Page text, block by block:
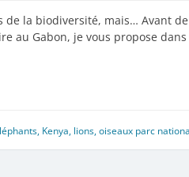
de la biodiversité, mais… Avant
au Gabon, je vous propose
, Kenya, lions,oiseaux parc